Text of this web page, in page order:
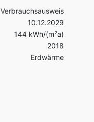
Verbrauchsausweis
10.12.2029
144 kWh/(m²a)
2018
Erdwärme